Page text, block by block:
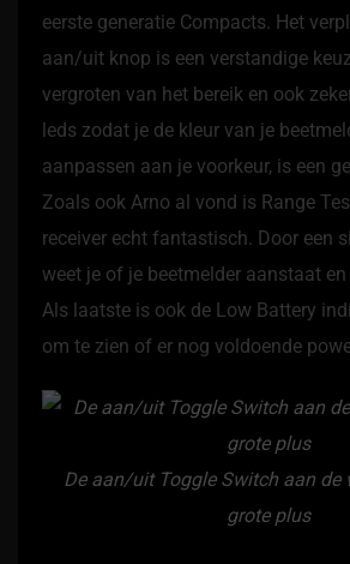
eerste generatie Compacts. Het
aan/uit knop is een verstandige
vergroten van het bereik en ook
leds zodat je de kleur van je
aanpassen aan je voorkeur, is een
Zoals ook Arno al vond is Range
receiver echt fantastisch. Door een
weet je of je beetmelder aanstaat
Als laatste is ook de Low Battery
om te zien of er nog voldoende
De aan/uit Toggle Switch aan de
grote plus